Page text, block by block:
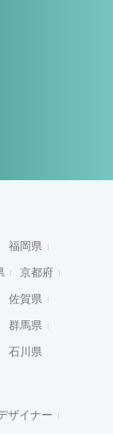
福岡県
京都府
佐賀県
群馬県
石川県
ザイナー